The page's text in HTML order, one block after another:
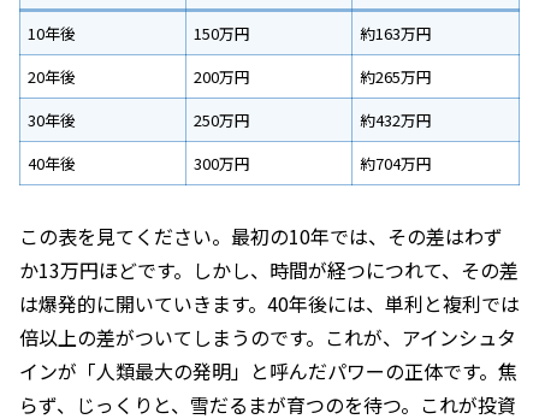
10年後 150万円
約163万円
20年後
200万円
約265万円
30年後
250万円
約432万円
40年後
300万円 約704万円
この表を見てください。最初の10年では、その差はわず
か13万円ほどです。しかし、時間が経つにつれて、その差
は爆発的に開いていきます。40年後には、単利と複利では
倍以上の差がついてしまうのです。これが、アインシュタ
インが「人類最大の発明」と呼んだパワーの正体です。焦
らず、じっくりと、雪だるまが育つのを待つ。これが投資